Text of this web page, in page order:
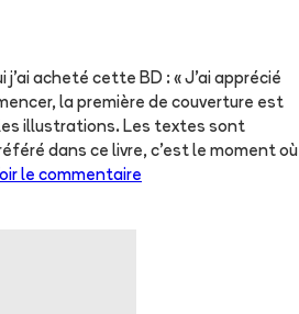
j’ai acheté cette BD : « J’ai apprécié
la première de couverture est
illustrations. Les textes sont
dans ce livre, c’est le moment où
le commentaire